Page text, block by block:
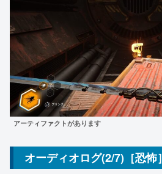
アーティファクトがあります
オーディオログ(2/7)［恐怖］